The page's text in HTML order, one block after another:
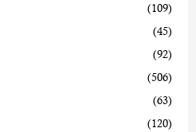
(109)
(45)
(92)
(506)
(63)
(120)